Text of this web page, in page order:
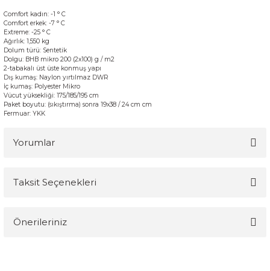
Comfort kadın: -1 ° C
Comfort erkek: -7 ° C
Extreme: -25 ° C
Ağırlık: 1,550 kg
Dolum türü: Sentetik
Dolgu: BHB mikro 200 (2x100) g / m2
2-tabakalı üst üste konmuş yapı
Dış kumaş: Naylon yırtılmaz DWR
İç kumaş: Polyester Mikro
Vücut yüksekliği: 175/185/195 cm
Paket boyutu: (sıkıştırma) sonra 19x38 / 24 cm cm
Fermuar: YKK
Yorumlar
Taksit Seçenekleri
Önerileriniz